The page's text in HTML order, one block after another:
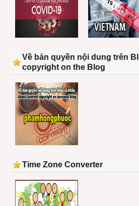
Về bản quyền nội dung trên
copyright on the Blog
Time Zone Converter